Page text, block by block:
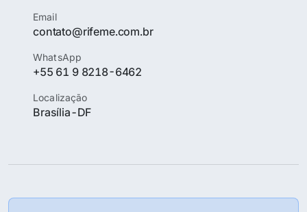
Email
contato@rifeme.com.br
WhatsApp
+55 61 9 8218-6462
Localização
Brasília-DF